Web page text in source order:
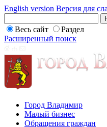
English version Версия для
Весь сайт
Раздел
Расширенный поиск
Город Владимир
Малый бизнес
Обращения граждан